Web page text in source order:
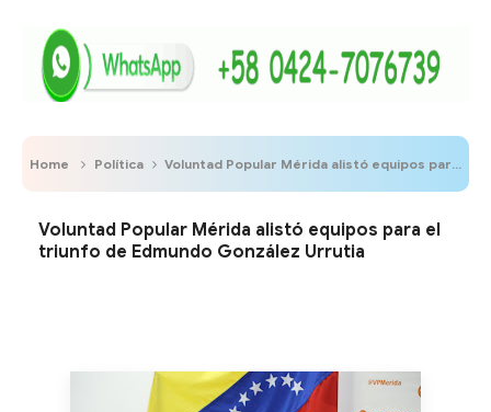
Home Política Voluntad Popular Mérida alistó equipos para el triunfo de Edmundo González Urrutia
Voluntad Popular Mérida alistó equipos para el
triunfo de Edmundo González Urrutia